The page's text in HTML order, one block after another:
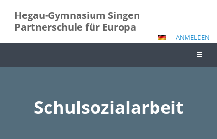
Hegau-Gymnasium Singen
Partnerschule für Europa
ANMELDEN
Schulsozialarbeit